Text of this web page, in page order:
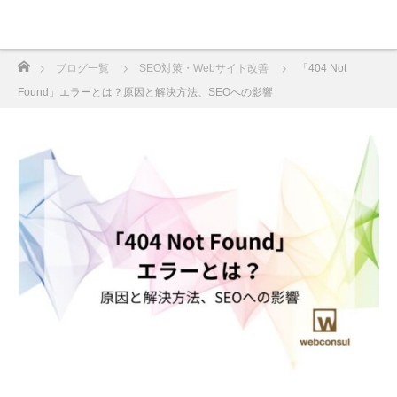
ブログ一覧 SEO対策・Webサイト改善
「404 Not
Found」エラーとは？原因と解決方法、SEOへの影響